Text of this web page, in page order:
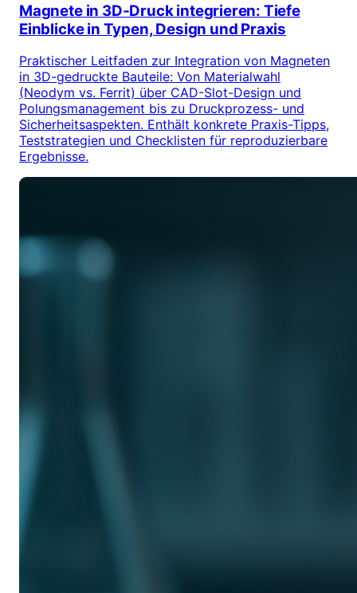
Magnete in 3D‑Druck integrieren: Tiefe
Einblicke in Typen, Design und Praxis
Praktischer Leitfaden zur Integration von Magneten
in 3D-gedruckte Bauteile: Von Materialwahl
(Neodym vs. Ferrit) über CAD-Slot-Design und
Polungsmanagement bis zu Druckprozess- und
Sicherheitsaspekten. Enthält konkrete Praxis-Tipps,
Teststrategien und Checklisten für reproduzierbare
Ergebnisse.